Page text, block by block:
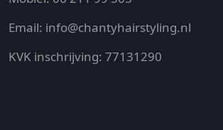
Email: info@chantyhairstyling.nl
KVK inschrijving: 77131290